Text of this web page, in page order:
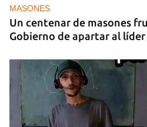
MASONES
Un centenar de masones
Gobierno de apartar al